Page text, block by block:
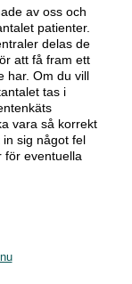
av oss och
patienter.
delas de
att få fram ett
har. Om du vill
tas i
vara så korrekt
sig något fel
för eventuella